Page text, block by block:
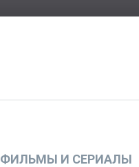
ФИЛЬМЫ И СЕРИАЛЫ